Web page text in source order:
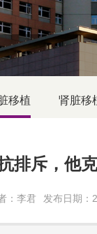
移植 肾脏移
排斥，他
：李君 发布日期：